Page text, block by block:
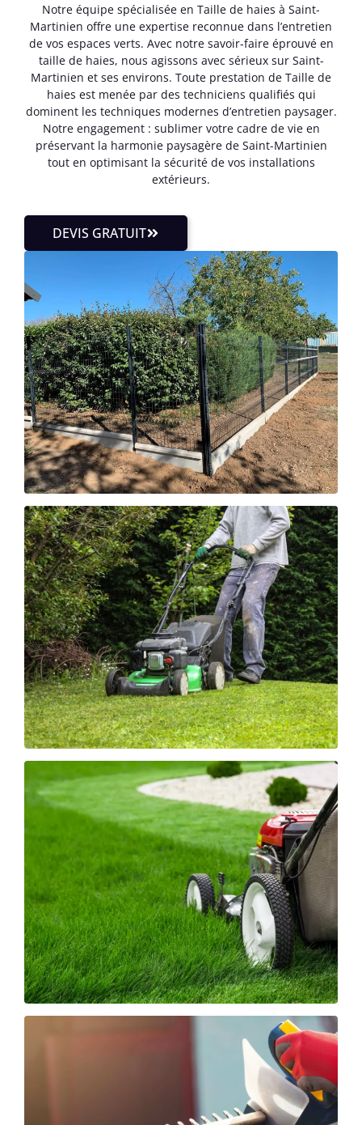
Notre équipe spécialisée en Taille de haies à Saint-
Martinien offre une expertise reconnue dans l’entretien
de vos espaces verts. Avec notre savoir-faire éprouvé en
taille de haies, nous agissons avec sérieux sur Saint-
Martinien et ses environs. Toute prestation de Taille de
haies est menée par des techniciens qualifiés qui
dominent les techniques modernes d’entretien paysager.
Notre engagement : sublimer votre cadre de vie en
préservant la harmonie paysagère de Saint-Martinien
tout en optimisant la sécurité de vos installations
extérieurs.
DEVIS GRATUIT